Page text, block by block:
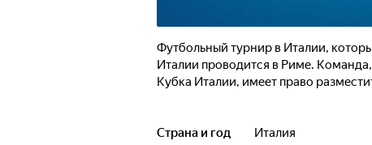
Футбольный турнир в Италии,
Италии проводится в Риме.
Кубка Италии, имеет право
Страна и год Италия